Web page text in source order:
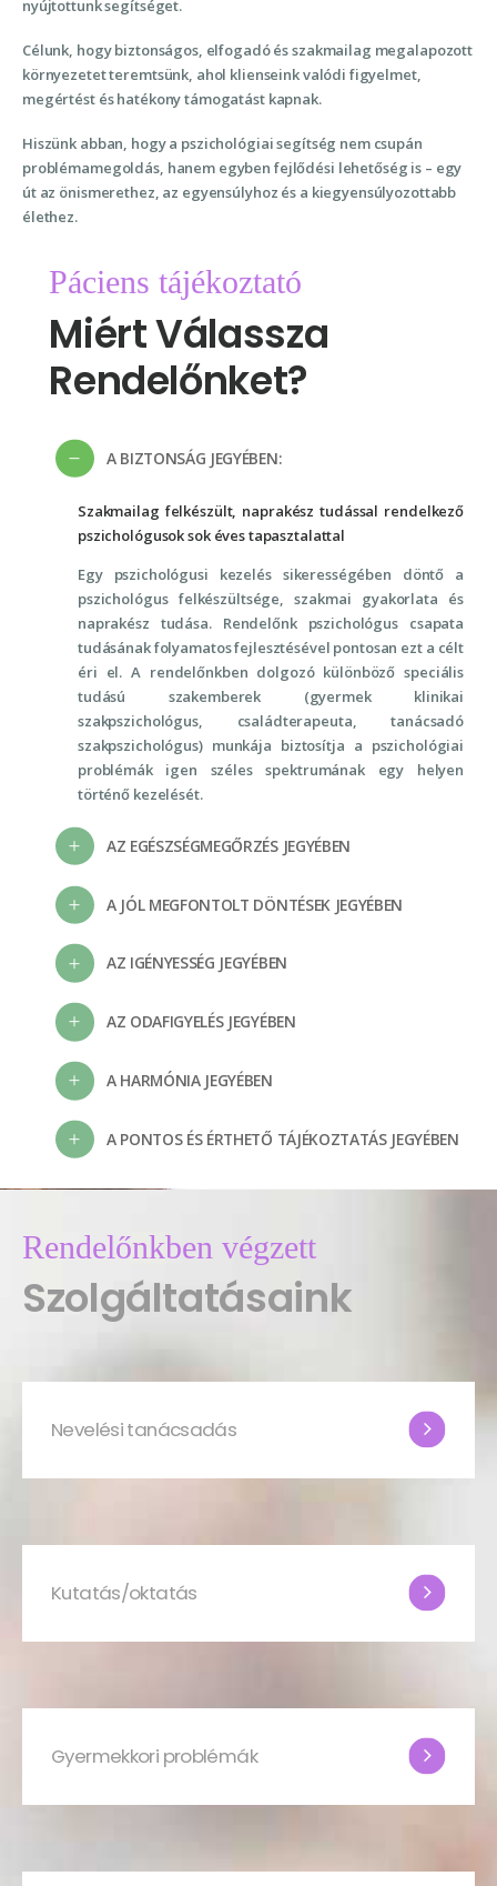
nyújtottunk segítséget.
Célunk, hogy biztonságos, elfogadó és szakmailag megalapozott
környezetet teremtsünk, ahol klienseink valódi figyelmet,
megértést és hatékony támogatást kapnak.
Hiszünk abban, hogy a pszichológiai segítség nem csupán
problémamegoldás, hanem egyben fejlődési lehetőség is – egy
út az önismerethez, az egyensúlyhoz és a kiegyensúlyozottabb
élethez.
Páciens tájékoztató
Miért Válassza
Rendelőnket?
A BIZTONSÁG JEGYÉBEN:
Szakmailag felkészült, naprakész tudással rendelkező
pszichológusok sok éves tapasztalattal
Egy pszichológusi kezelés sikerességében döntő a
pszichológus felkészültsége, szakmai gyakorlata és
naprakész tudása. Rendelőnk pszichológus csapata
tudásának folyamatos fejlesztésével pontosan ezt a célt
éri el. A rendelőnkben dolgozó különböző speciális
tudású szakemberek (gyermek klinikai
szakpszichológus, családterapeuta, tanácsadó
szakpszichológus) munkája biztosítja a pszichológiai
problémák igen széles spektrumának egy helyen
történő kezelését.
AZ EGÉSZSÉGMEGŐRZÉS JEGYÉBEN
A JÓL MEGFONTOLT DÖNTÉSEK JEGYÉBEN
AZ IGÉNYESSÉG JEGYÉBEN
AZ ODAFIGYELÉS JEGYÉBEN
A HARMÓNIA JEGYÉBEN
A PONTOS ÉS ÉRTHETŐ TÁJÉKOZTATÁS JEGYÉBEN
Rendelőnkben végzett
Szolgáltatásaink
Nevelési tanácsadás
Kutatás/oktatás
Gyermekkori problémák